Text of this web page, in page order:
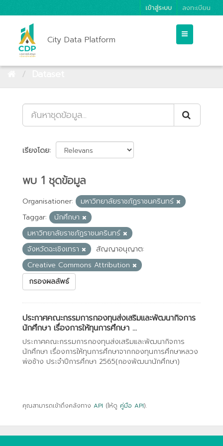
เข้าสู่ระบบ ลงทะเบียน
City Data Platform
เรียงโดย
พบ 1 ชุดข้อมูล
Organisationer:
มหาวิทยาลัยราชภัฏราชนครินทร์
Taggar:
นักศึกษา
มหาวิทยาลัยราชภัฏราชนครินทร์
จังหวัดฉะเชิงเทรา
สัญญาอนุญาต:
Creative Commons Attribution
กรองผลลัพธ์
ประกาศคณะกรรมการกองทุนส่งเสริมและพัฒนากิจการ
นักศึกษา เรื่องการให้ทุนการศึกษา ...
ประกาศคณะกรรมการกองทุนส่งเสริมและพัฒนากิจการ
นักศึกษา เรื่องการให้ทุนการศึกษาจากกองทุนการศึกษาหลวง
พ่อช้าง ประจำปีการศึกษา 2565(กองพัฒนานักศึกษา)
คุณสามารถเข้าถึงคลังทาง API (ให้ดู คู่มือ API).